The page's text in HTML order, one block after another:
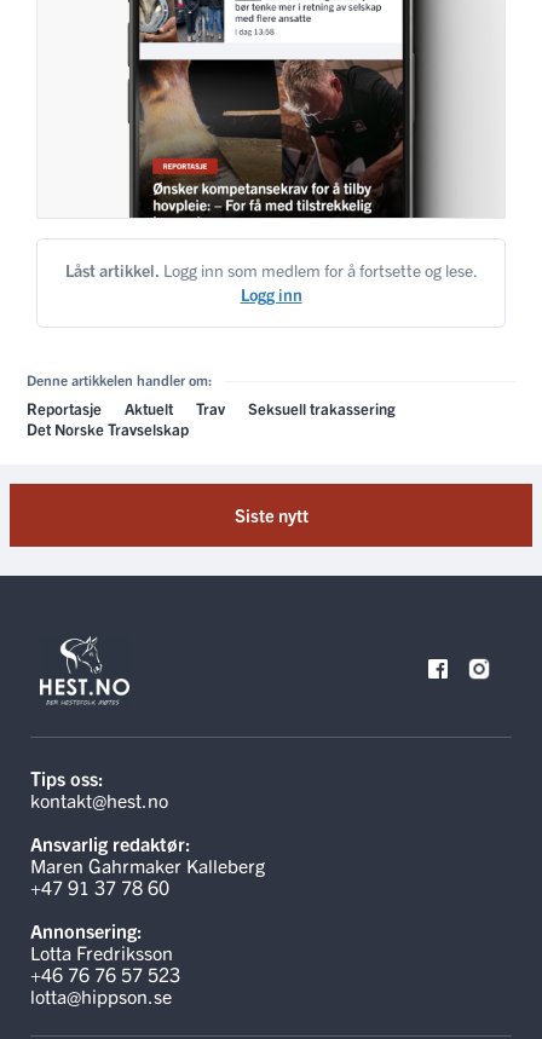
Låst artikkel. Logg inn som medlem for å fortsette og lese.
Logg inn
Denne artikkelen handler om:
Reportasje Aktuelt Trav
Seksuell trakassering
Det Norske Travselskap
Siste nytt
Tips oss:
kontakt@hest.no
Ansvarlig redaktør:
Maren Gahrmaker Kalleberg
+47 91 37 78 60
Annonsering:
Lotta Fredriksson
+46 76 76 57 523
lotta@hippson.se